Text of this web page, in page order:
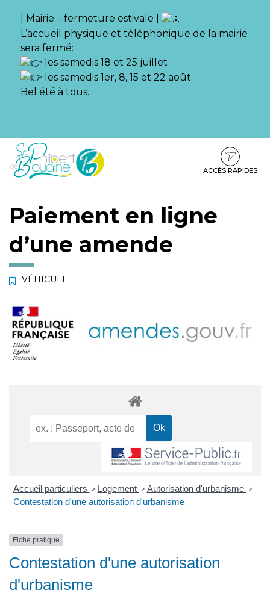
[ Mairie – fermeture estivale ]
L’accueil physique et téléphonique de la mairie
sera fermé:
les samedis 18 et 25 juillet
les samedis 1er, 8, 15 et 22 août
Bel été à tous.
Aller
Aller
contenu
Aller
pied
ACCÈS RAPIDES
Paiement en ligne
d’une amende
VÉHICULE
Accueil particuliers > Logement > Autorisation d'urbanisme >
Contestation d'une autorisation d'urbanisme
Fiche pratique
Contestation d'une autorisation
d'urbanisme